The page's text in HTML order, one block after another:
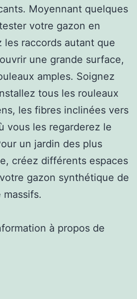
Moyennant quelques
votre gazon en
les raccords autant que
une grande surface,
amples. Soignez
tous les rouleaux
les fibres inclinées vers
vous les regarderez le
un jardin des plus
créez différents espaces
gazon synthétique de
à propos de